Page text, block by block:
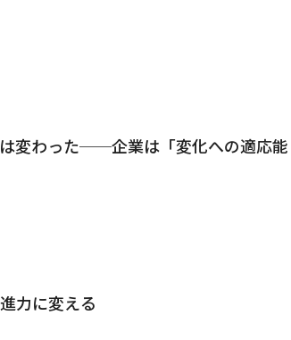
変わった──企業は「変化への適応能
力に変える